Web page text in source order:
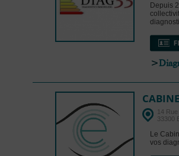
Depuis
>
14
33300
Le
vos